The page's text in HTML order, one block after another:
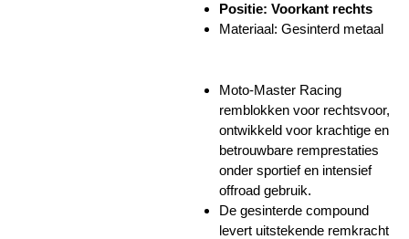
Positie: Voorkant rechts
Materiaal: Gesinterd metaal
Moto-Master Racing
remblokken voor rechtsvoor,
ontwikkeld voor krachtige en
betrouwbare remprestaties
onder sportief en intensief
offroad gebruik.
De gesinterde compound
levert uitstekende remkracht